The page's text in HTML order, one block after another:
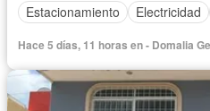
Estacionamiento
Electricidad
Hace 5 días, 11 horas en - Domalia